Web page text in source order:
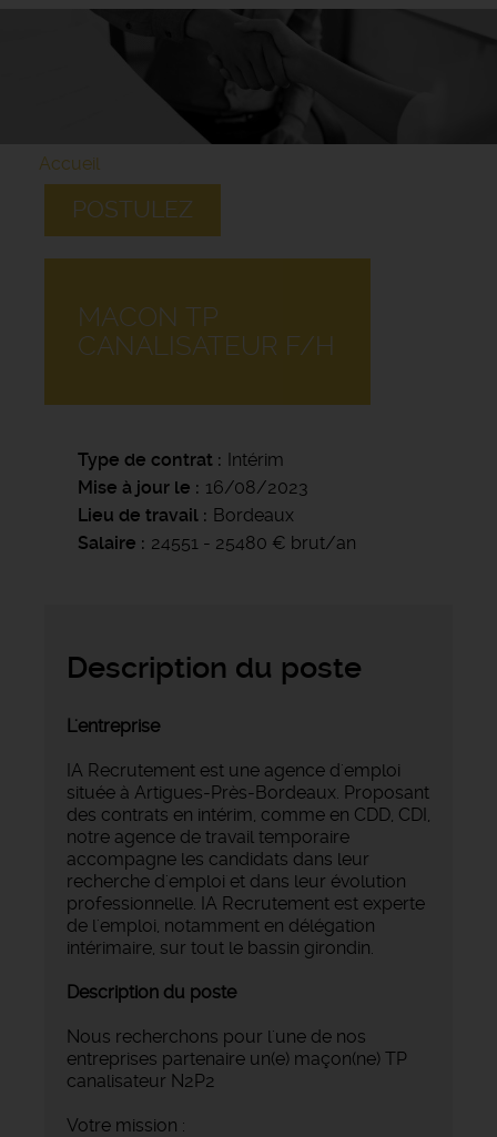
Accueil
POSTULEZ
MACON TP
CANALISATEUR F/H
Type de contrat
Intérim
Mise à jour le
16/08/2023
Lieu de travail
Bordeaux
Salaire
24551 - 25480 € brut/an
Description du poste
L'entreprise
IA Recrutement est une agence d'emploi
située à Artigues-Près-Bordeaux. Proposant
des contrats en intérim, comme en CDD, CDI,
notre agence de travail temporaire
accompagne les candidats dans leur
recherche d'emploi et dans leur évolution
professionnelle. IA Recrutement est experte
de l'emploi, notamment en délégation
intérimaire, sur tout le bassin girondin.
Description du poste
Nous recherchons pour l'une de nos
entreprises partenaire un(e) maçon(ne) TP
canalisateur N2P2
Votre mission :